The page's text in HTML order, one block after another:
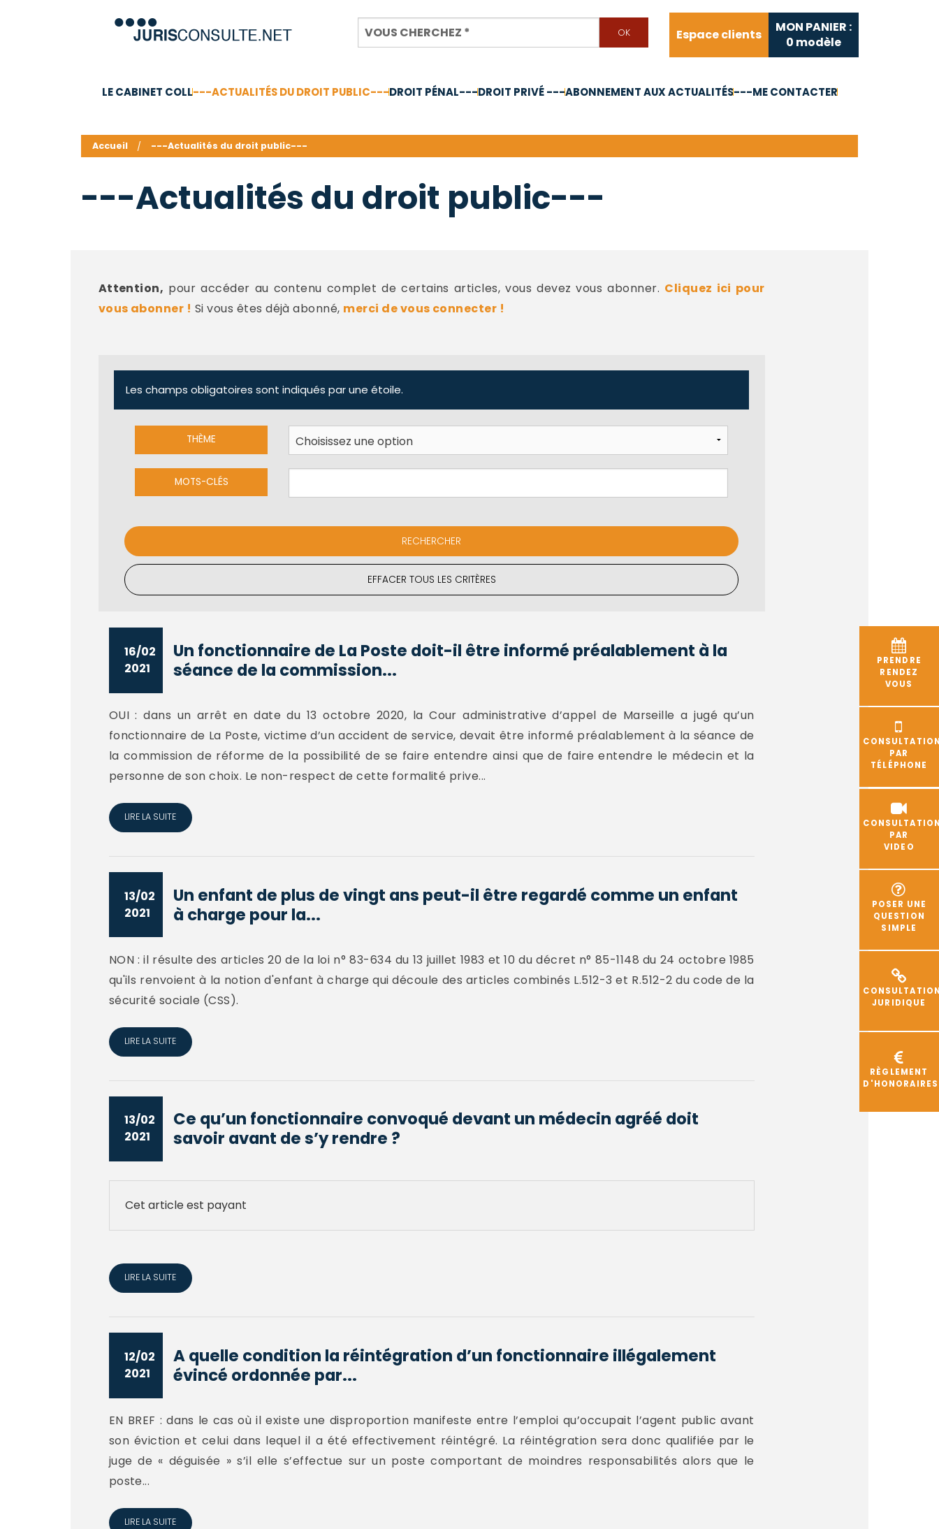
Espace clients
MON PANIER :
0 modèle
LE CABINET COLL---ACTUALITÉS DU DROIT PUBLIC---DROIT PÉNAL---DROIT PRIVÉ ---ABONNEMENT AUX ACTUALITÉS---ME CONTACTER
PRENDRE
RENDEZ
VOUS
PAR
TÉLÉPHONE
PAR
VIDEO
POSER UNE
QUESTION
SIMPLE
JURIDIQUE
RÈGLEMENT
D'HONORAIRES
Accueil ---Actualités du droit public---
---Actualités du droit public---
Attention, pour accéder au contenu complet de certains articles, vous devez vous abonner. Cliquez ici pour
vous abonner ! Si vous êtes déjà abonné, merci de vous connecter !
Les champs obligatoires sont indiqués par une étoile.
THÈME
MOTS-CLÉS
EFFACER TOUS LES CRITÈRES
16/02
2021
Un fonctionnaire de La Poste doit-il être informé préalablement à la
séance de la commission...
OUI : dans un arrêt en date du 13 octobre 2020, la Cour administrative d’appel de Marseille a jugé qu’un
fonctionnaire de La Poste, victime d’un accident de service, devait être informé préalablement à la séance de
la commission de réforme de la possibilité de se faire entendre ainsi que de faire entendre le médecin et la
personne de son choix. Le non-respect de cette formalité prive...
LIRE LA SUITE
13/02
2021
Un enfant de plus de vingt ans peut-il être regardé comme un enfant
à charge pour la...
NON : il résulte des articles 20 de la loi n° 83-634 du 13 juillet 1983 et 10 du décret n° 85-1148 du 24 octobre 1985
qu'ils renvoient à la notion d'enfant à charge qui découle des articles combinés L.512-3 et R.512-2 du code de la
sécurité sociale (CSS).
LIRE LA SUITE
13/02
2021
Ce qu’un fonctionnaire convoqué devant un médecin agréé doit
savoir avant de s’y rendre ?
Cet article est payant
LIRE LA SUITE
12/02
2021
A quelle condition la réintégration d’un fonctionnaire illégalement
évincé ordonnée par...
EN BREF : dans le cas où il existe une disproportion manifeste entre l’emploi qu’occupait l’agent public avant
son éviction et celui dans lequel il a été effectivement réintégré. La réintégration sera donc qualifiée par le
juge de « déguisée » s’il elle s’effectue sur un poste comportant de moindres responsabilités alors que le
poste...
LIRE LA SUITE